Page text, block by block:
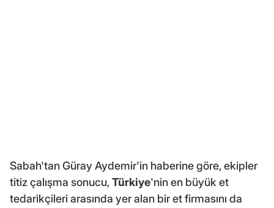
Sabah'tan Güray Aydemir'in haberine göre, ekipler
titiz çalışma sonucu,Türkiye'nin en büyük et
tedarikçileri arasında yer alan bir et firmasını da